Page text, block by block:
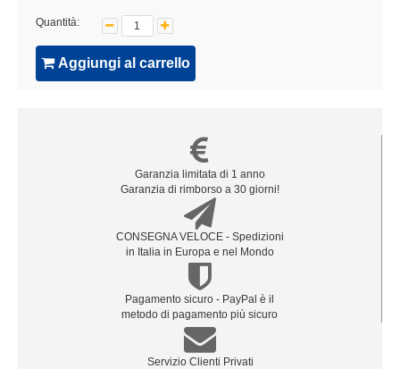
Quantità:
Aggiungi al carrello
Garanzia limitata di 1 anno
Garanzia di rimborso a 30 giorni!
CONSEGNA VELOCE - Spedizioni
in Italia in Europa e nel Mondo
Pagamento sicuro - PayPal è il
metodo di pagamento più sicuro
Servizio Clienti Privati